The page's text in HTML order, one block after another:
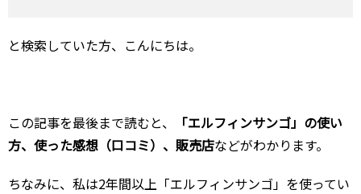
と検索していた方、こんにちは。
この記事を最後まで読むと、
「エルフィンサンゴ」の使い
方、使った感想（口コミ）、販売店などがわかります。
ちなみに、私は2年間以上「エルフィンサンゴ」を使ってい